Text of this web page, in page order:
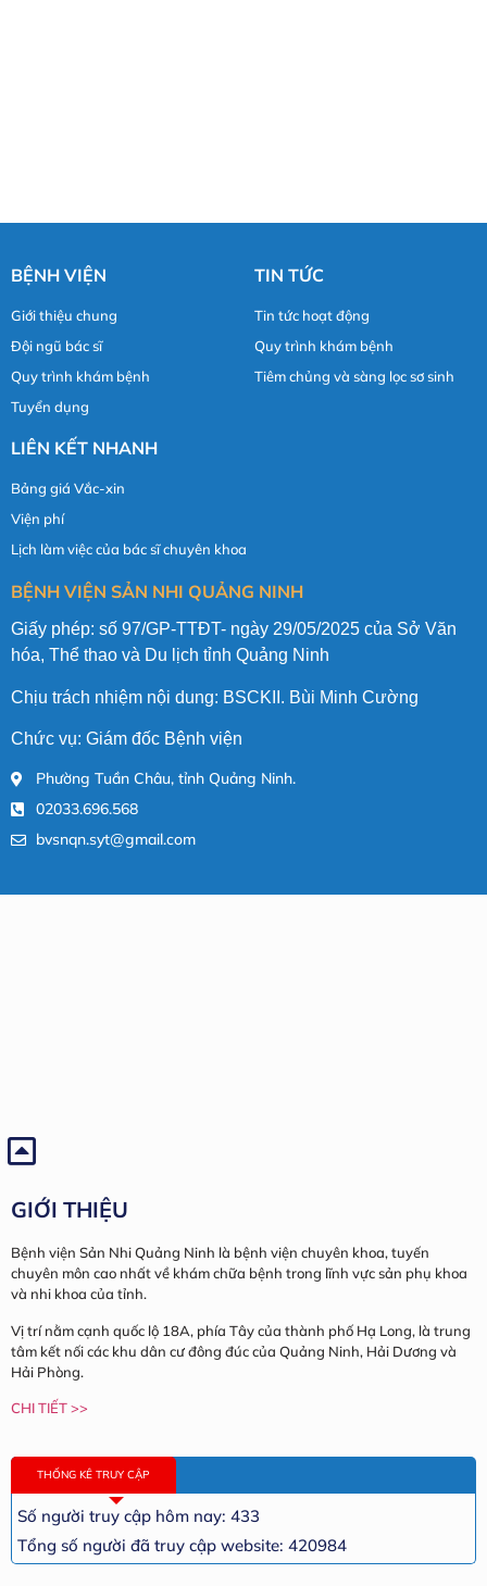
BỆNH VIỆN
Giới thiệu chung
Đội ngũ bác sĩ
Quy trình khám bệnh
Tuyển dụng
TIN TỨC
Tin tức hoạt động
Quy trình khám bệnh
Tiêm chủng và sàng lọc sơ sinh
LIÊN KẾT NHANH
Bảng giá Vắc-xin
Viện phí
Lịch làm việc của bác sĩ chuyên khoa
BỆNH VIỆN SẢN NHI QUẢNG NINH
Giấy phép: số 97/GP-TTĐT- ngày 29/05/2025 của Sở Văn
hóa, Thể thao và Du lịch tỉnh Quảng Ninh
Chịu trách nhiệm nội dung: BSCKII. Bùi Minh Cường
Chức vụ: Giám đốc Bệnh viện
Phường Tuần Châu, tỉnh Quảng Ninh.
02033.696.568
bvsnqn.syt@gmail.com
GIỚI THIỆU
Bệnh viện Sản Nhi Quảng Ninh là bệnh viện chuyên khoa, tuyến
chuyên môn cao nhất về khám chữa bệnh trong lĩnh vực sản phụ khoa
và nhi khoa của tỉnh.
Vị trí nằm cạnh quốc lộ 18A, phía Tây của thành phố Hạ Long, là trung
tâm kết nối các khu dân cư đông đúc của Quảng Ninh, Hải Dương và
Hải Phòng.
CHI TIẾT >>
THỐNG KÊ TRUY CẬP
Số người truy cập hôm nay: 433
Tổng số người đã truy cập website: 420984